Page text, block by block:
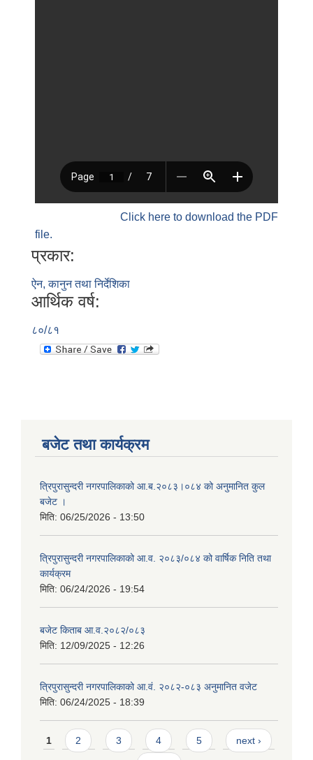
Click here to download the PDF
file.
प्रकार:
ऐन, कानुन तथा निर्देशिका
आर्थिक वर्ष:
८०/८१
बजेट तथा कार्यक्रम
त्रिपुरासुन्दरी नगरपालिकाको आ.ब.२०८३।०८४ को अनुमानित कुल
बजेट ।
मिति: 06/25/2026 - 13:50
त्रिपुरासुन्दरी नगरपालिकाको आ.व. २०८३/०८४ को वार्षिक निति तथा
कार्यक्रम
मिति: 06/24/2026 - 19:54
बजेट किताब आ.व.२०८२/०८३
मिति: 12/09/2025 - 12:26
त्रिपुरासुन्दरी नगरपालिकाको आ.वं. २०८२-०८३ अनुमानित वजेट
मिति: 06/24/2025 - 18:39
Pages
1 2 3 4 5 next ›